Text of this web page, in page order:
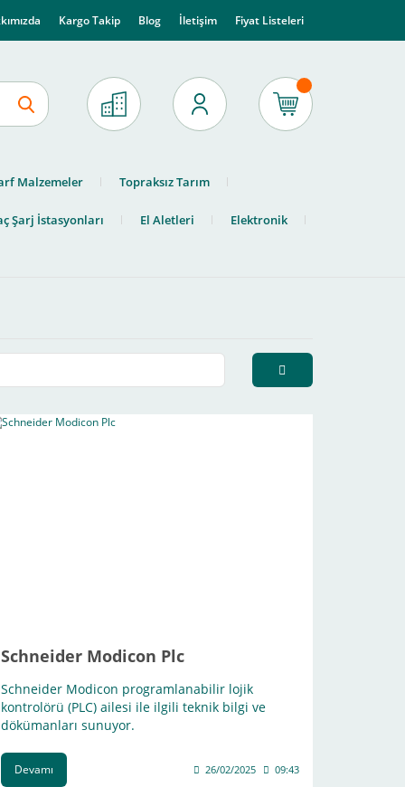
Kargo Takip Blog İletişim Fiyat Listeleri
Malzemeler Topraksız Tarım
Şarj İstasyonları El Aletleri Elektronik
Schneider Modicon Plc
Schneider Modicon programlanabilir lojik
kontrolörü (PLC) ailesi ile ilgili teknik bilgi ve
dökümanları sunuyor.
Devamı 26/02/2025 09:43